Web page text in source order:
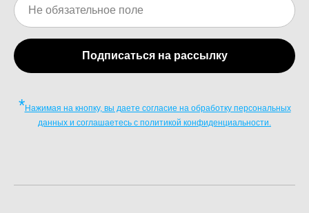
Подписаться на рассылку
*Нажимая на кнопку, вы даете согласие на обработку персональных
данных и соглашаетесь c политикой конфиденциальности.